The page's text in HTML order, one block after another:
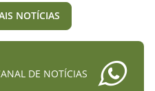
NOTÍCIAS
DE NOTÍCIAS